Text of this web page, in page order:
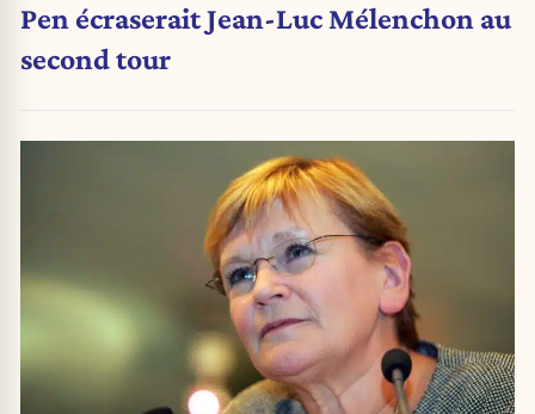
Pen écraserait Jean-Luc Mélenchon au
second tour